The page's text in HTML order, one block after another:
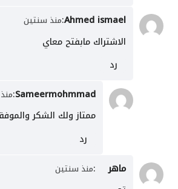
Ahmed ismael
:منذ سنتين
الاشتراك مابفتح معاي
رد
Sameermohmmad
:
ممتاز ولك الشكر
رد
ماهر
:منذ سنتين